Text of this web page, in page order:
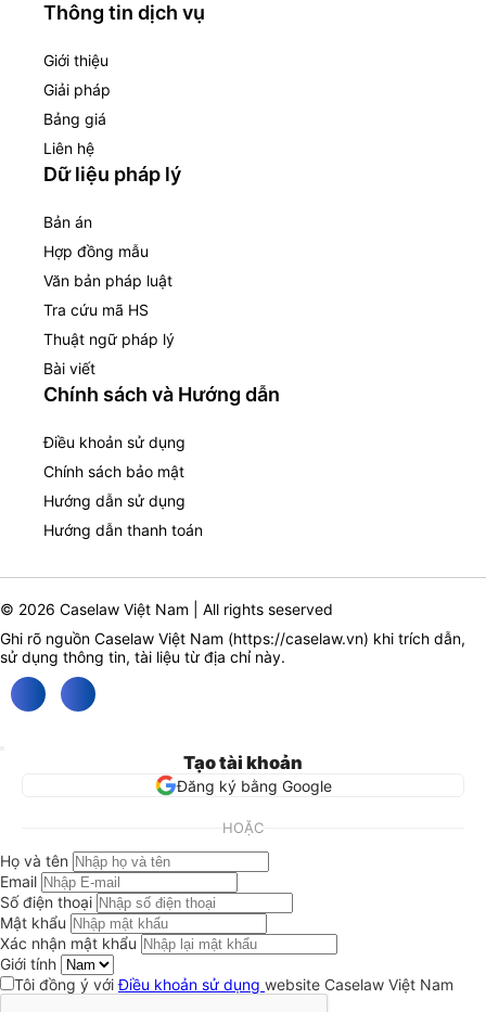
Thông tin dịch vụ
Giới thiệu
Giải pháp
Bảng giá
Liên hệ
Dữ liệu pháp lý
Bản án
Hợp đồng mẫu
Văn bản pháp luật
Tra cứu mã HS
Thuật ngữ pháp lý
Bài viết
Chính sách và Hướng dẫn
Điều khoản sử dụng
Chính sách bảo mật
Hướng dẫn sử dụng
Hướng dẫn thanh toán
© 2026 Caselaw Việt Nam | All rights seserved
Ghi rõ nguồn Caselaw Việt Nam (https://caselaw.vn) khi trích dẫn,
sử dụng thông tin, tài liệu từ địa chỉ này.
Tạo tài khoản
Đăng ký bằng Google
HOẶC
Họ và tên
Email
Số điện thoại
Mật khẩu
Xác nhận mật khẩu
Giới tính
Tôi đồng ý vớiĐiều khoản sử dụng website Caselaw Việt Nam